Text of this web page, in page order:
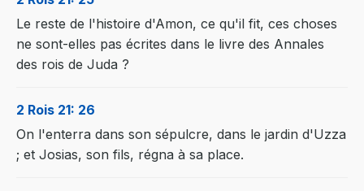
Le reste de l'histoire d'Amon, ce qu'il fit, ces choses
ne sont-elles pas écrites dans le livre des Annales
des rois de Juda ?
2 Rois 21: 26
On l'enterra dans son sépulcre, dans le jardin d'Uzza
; et Josias, son fils, régna à sa place.